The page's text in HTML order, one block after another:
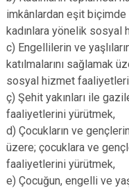
imkânlardan eşit biçimde
kadınlara yönelik
c) Engellilerin ve
katılmalarını sağlamak
sosyal hizmet
ç) Şehit yakınları ile
faaliyetlerini yürütmek,
d) Çocukların ve
üzere; çocuklara ve
faaliyetlerini yürütmek,
e) Çocuğun, engelli ve